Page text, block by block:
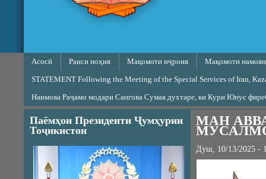
Main menu
Асосӣ Раиси ноҳия Мақомоти иҷроия
Мақомоти
STATEMENT Following the Meeting of the Special Services of Iran,
Наимова Раҷамо модари Сангова Сумая духтаре, ки Кури Юнус
Паёмҳои Президенти Ҷумҳурии
Тоҷикистон
МАН
Душ, 10/13/2025 -